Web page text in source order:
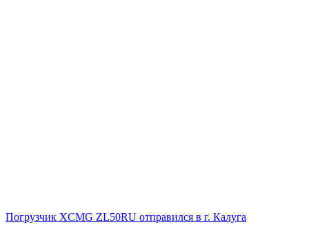
Погрузчик XCMG ZL50RU отправился в г. Калуга